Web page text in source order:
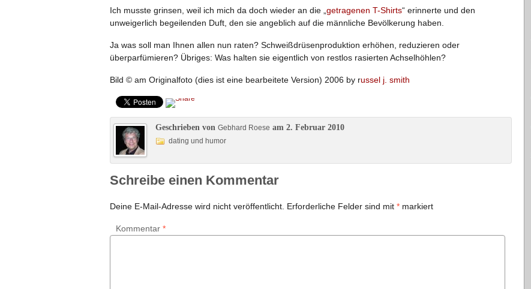
Ich musste grinsen, weil ich mich da doch wieder an die „ getragenen T-Shirts“ erinnerte und den
unweigerlich begeilenden Duft, den sie angeblich auf die männliche Bevölkerung haben.
Ja was soll man Ihnen allen nun raten? Schweißdrüsenproduktion erhöhen, reduzieren oder
überparfümieren? Übriges: Was halten sie eigentlich von restlos rasierten Achselhöhlen?
Bild © am Originalfoto (dies ist eine bearbeitete Version) 2006 by russel j. smith
Geschrieben von Gebhard Roese am 2. Februar 2010
dating und humor
Schreibe einen Kommentar
Deine E-Mail-Adresse wird nicht veröffentlicht. Erforderliche Felder sind mit * markiert
Kommentar *